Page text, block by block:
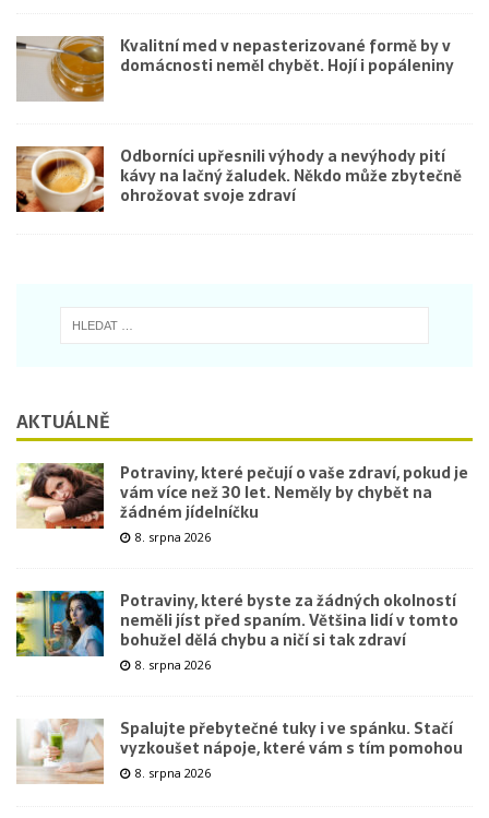
Kvalitní med v nepasterizované formě by v
domácnosti neměl chybět. Hojí i popáleniny
Odborníci upřesnili výhody a nevýhody pití
kávy na lačný žaludek. Někdo může zbytečně
ohrožovat svoje zdraví
AKTUÁLNĚ
Potraviny, které pečují o vaše zdraví, pokud je
vám více než 30 let. Neměly by chybět na
žádném jídelníčku
8. srpna 2026
Potraviny, které byste za žádných okolností
neměli jíst před spaním. Většina lidí v tomto
bohužel dělá chybu a ničí si tak zdraví
8. srpna 2026
Spalujte přebytečné tuky i ve spánku. Stačí
vyzkoušet nápoje, které vám s tím pomohou
8. srpna 2026